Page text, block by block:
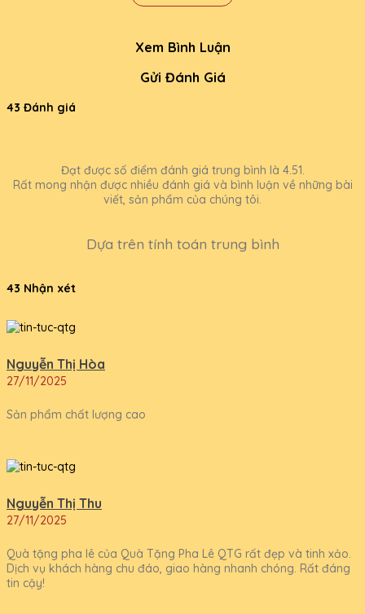
Xem Bình Luận
Gửi Đánh Giá
43 Đánh giá
Đạt được số điểm đánh giá trung bình là 4.51.
Rất mong nhận được nhiều đánh giá và bình luận về những bài
viết, sản phẩm của chúng tôi.
Dựa trên tính toán trung bình
43 Nhận xét
Nguyễn Thị Hòa
27/11/2025
Sản phẩm chất lượng cao
Nguyễn Thị Thu
27/11/2025
Quà tặng pha lê của Quà Tặng Pha Lê QTG rất đẹp và tinh xảo.
Dịch vụ khách hàng chu đáo, giao hàng nhanh chóng. Rất đáng
tin cậy!